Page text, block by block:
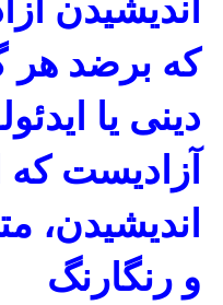
اندیشیدن
که برضد هر
دینی یا
آزادیست که
اندیشیدن،
و رنگارنگ